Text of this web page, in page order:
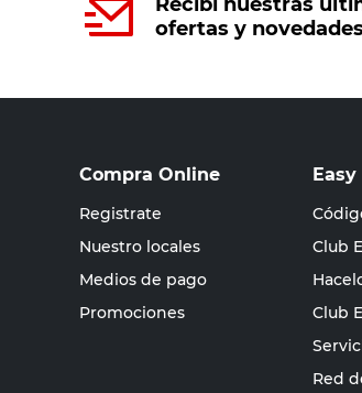
ofertas y novedades
Compra Online
Registrate
Nuestro locales
Medios de pago
Promociones
Easy
Club
Club
Red